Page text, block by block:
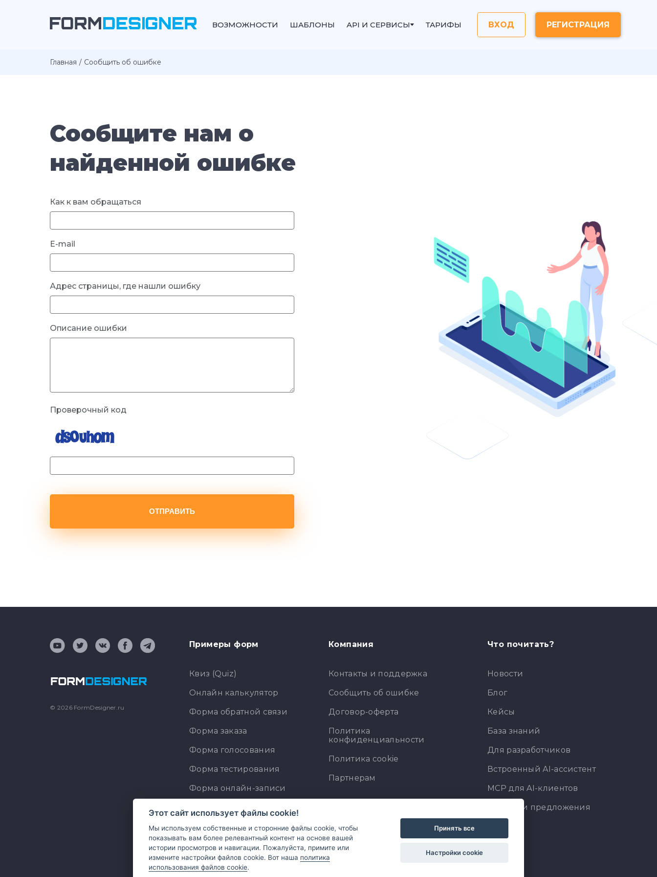
ВОЗМОЖНОСТИ ШАБЛОНЫ API И СЕРВИСЫ ТАРИФЫ ВХОД РЕГИСТРАЦИЯ
Главная Сообщить об ошибке
Сообщите нам о
найденной ошибке
Как к вам обращаться
E-mail
Адрес страницы, где нашли ошибку
Описание ошибки
Проверочный код
ОТПРАВИТЬ
© 2026 FormDesigner.ru
Примеры форм
Квиз (Quiz)
Онлайн калькулятор
Форма обратной связи
Форма заказа
Форма голосования
Форма тестирования
Форма онлайн-записи
Конструктор веб-форм
Конструктор квизов
Конструктор калькуляторов
Компания
Контакты и поддержка
Сообщить об ошибке
Договор-оферта
Политика
конфиденциальности
Политика cookie
Партнерам
Что почитать?
Новости
Блог
Кейсы
База знаний
Для разработчиков
Встроенный AI-ассистент
MCP для AI-клиентов
Отзывы и предложения
Этот сайт использует файлы cookie!
Мы используем собственные и сторонние файлы cookie, чтобы
показывать вам более релевантный контент на основе вашей
истории просмотров и навигации. Пожалуйста, примите или
измените настройки файлов cookie. Вот наша политика
использования файлов cookie.
Принять все
Настройки cookie